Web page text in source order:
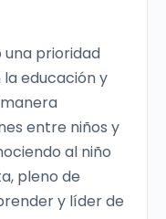
una prioridad
educación y
entre niños y
al niño
pleno de
y líder de